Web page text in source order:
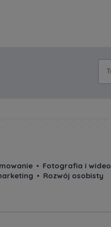
Fotografia i wideo
Rozwój osobisty